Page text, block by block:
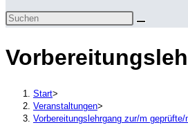
umschalten
Diese
durchsuchen
Start>
Veranstaltungen>
Vorbereitungslehrgang zur/m